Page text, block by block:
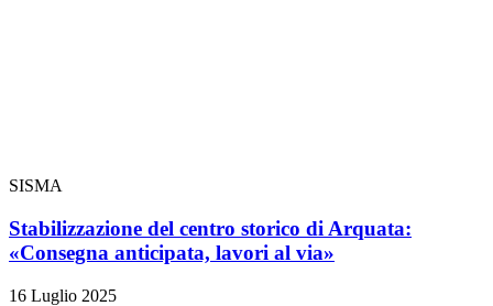
SISMA
Stabilizzazione del centro storico di Arquata:
«Consegna anticipata, lavori al via»
16 Luglio 2025